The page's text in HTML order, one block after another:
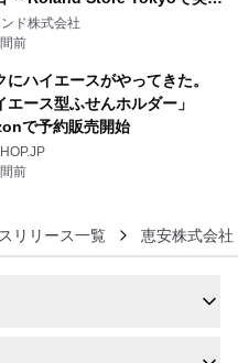
しての 記念キャンペーンを開
ラジオ「NTS」の 特別プログ
ィストを フィーチャーしたアニ
ョンを公開～
ド株式会社
前
にハイエースがやってきた。
エース型ふせんホルダー」
で予約販売開始
前
リリース一覧 恵安株式会社